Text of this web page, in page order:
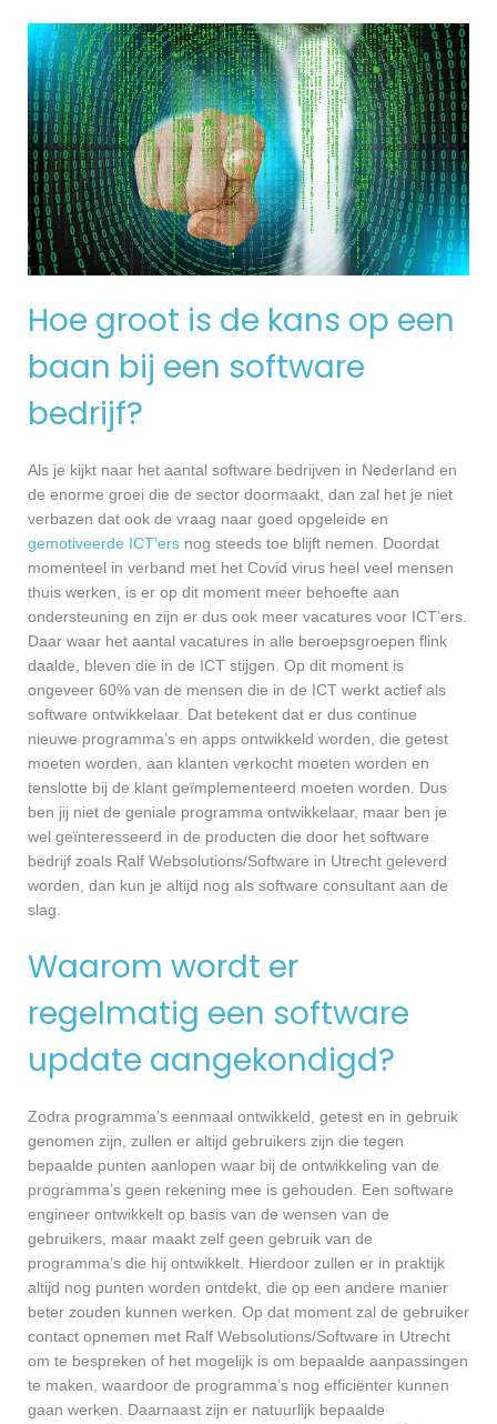
Hoe groot is de kans op een
baan bij een software
bedrijf?
Als je kijkt naar het aantal software bedrijven in Nederland en
de enorme groei die de sector doormaakt, dan zal het je niet
verbazen dat ook de vraag naar goed opgeleide en
gemotiveerde ICT’ers nog steeds toe blijft nemen. Doordat
momenteel in verband met het Covid virus heel veel mensen
thuis werken, is er op dit moment meer behoefte aan
ondersteuning en zijn er dus ook meer vacatures voor ICT’ers.
Daar waar het aantal vacatures in alle beroepsgroepen flink
daalde, bleven die in de ICT stijgen. Op dit moment is
ongeveer 60% van de mensen die in de ICT werkt actief als
software ontwikkelaar. Dat betekent dat er dus continue
nieuwe programma’s en apps ontwikkeld worden, die getest
moeten worden, aan klanten verkocht moeten worden en
tenslotte bij de klant geïmplementeerd moeten worden. Dus
ben jij niet de geniale programma ontwikkelaar, maar ben je
wel geïnteresseerd in de producten die door het software
bedrijf zoals Ralf Websolutions/Software in Utrecht geleverd
worden, dan kun je altijd nog als software consultant aan de
slag.
Waarom wordt er
regelmatig een software
update aangekondigd?
Zodra programma’s eenmaal ontwikkeld, getest en in gebruik
genomen zijn, zullen er altijd gebruikers zijn die tegen
bepaalde punten aanlopen waar bij de ontwikkeling van de
programma’s geen rekening mee is gehouden. Een software
engineer ontwikkelt op basis van de wensen van de
gebruikers, maar maakt zelf geen gebruik van de
programma’s die hij ontwikkelt. Hierdoor zullen er in praktijk
altijd nog punten worden ontdekt, die op een andere manier
beter zouden kunnen werken. Op dat moment zal de gebruiker
contact opnemen met Ralf Websolutions/Software in Utrecht
om te bespreken of het mogelijk is om bepaalde aanpassingen
te maken, waardoor de programma’s nog efficiënter kunnen
gaan werken. Daarnaast zijn er natuurlijk bepaalde